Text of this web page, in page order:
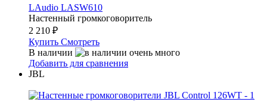
LAudio LASW610
Настенный громкоговоритель
2 210 ₽
Купить Смотреть
В наличии
Добавить для сравнения
JBL